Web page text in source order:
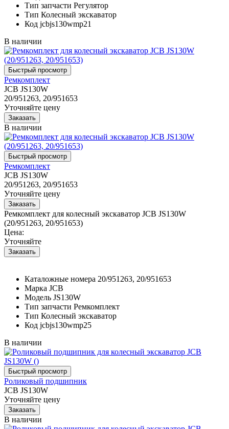
Тип запчасти Регулятор
Тип Колесный экскаватор
Код jcbjs130wmp21
В наличии
Ремкомплект
JCB JS130W
20/951263, 20/951653
Уточняйте цену
В наличии
Ремкомплект
JCB JS130W
20/951263, 20/951653
Уточняйте цену
Ремкомплект для колесный экскаватор JCB JS130W
(20/951263, 20/951653)
Цена:
Уточняйте
Каталожные номера 20/951263, 20/951653
Марка JCB
Модель JS130W
Тип запчасти Ремкомплект
Тип Колесный экскаватор
Код jcbjs130wmp25
В наличии
Роликовый подшипник
JCB JS130W
Уточняйте цену
В наличии